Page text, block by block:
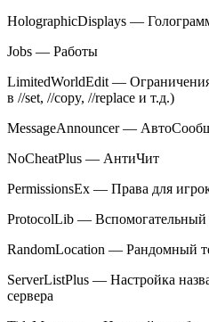
HolographicDisplays —
Jobs — Работы
LimitedWorldEdit —
в //set, //copy, //replace и т.д.)
MessageAnnouncer —
NoCheatPlus — АнтиЧит
PermissionsEx — Права для
ProtocolLib — Вспомогательный
RandomLocation — Рандомный
ServerListPlus — Настройка
сервера